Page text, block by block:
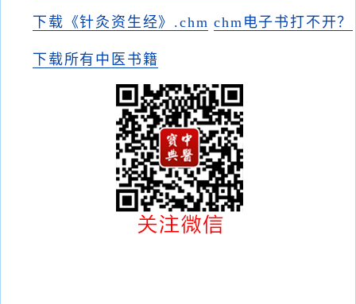
下载《针灸资生经》.chm chm电子书打不开？
下载所有中医书籍